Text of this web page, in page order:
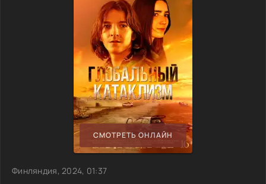
СМОТРЕТЬ ОНЛАЙН
Финляндия, 2024, 01:37